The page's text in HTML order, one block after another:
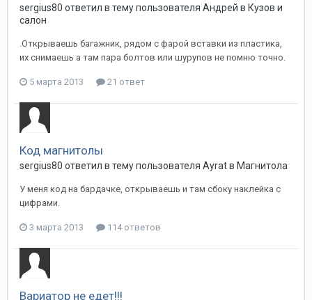
sergius80 ответил в тему пользователя Андрей в Кузов и
салон
.Открываешь багажник, рядом с фарой вставки из пластика,
их снимаешь а там пара болтов или шурупов не помню точно.
5 марта 2013 21 ответ
Код магнитолы
sergius80 ответил в тему пользователя Ayratв Магнитола
У меня код на бардачке, открываешь и там сбоку наклейка с
цифрами.
3 марта 2013 114 ответов
Вариатор не едет!!!